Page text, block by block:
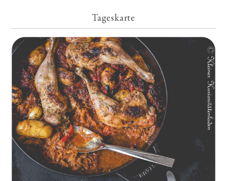
Tageskarte
Geschmorte Hähnchenschenkel auf Paprikakraut und kleinen
Kartoffeln